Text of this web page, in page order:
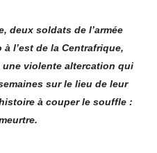
deux soldats de l’armée
l’est de la Centrafrique,
violente altercation qui
sur le lieu de leur
à couper le souffle :